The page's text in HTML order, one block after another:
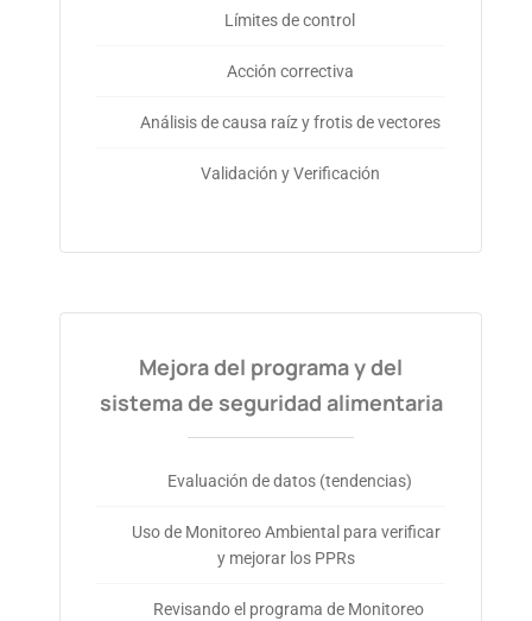
Límites de control
Acción correctiva
Análisis de causa raíz y frotis de vectores
Validación y Verificación
Mejora del programa y del
sistema de seguridad alimentaria
Evaluación de datos (tendencias)
Uso de Monitoreo Ambiental para verificar
y mejorar los PPRs
Revisando el programa de Monitoreo